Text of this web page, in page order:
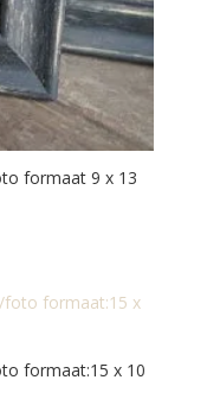
formaat 9 x 13
formaat:15 x 10